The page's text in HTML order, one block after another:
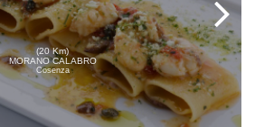
(20 Km)
MORANO CALABRO
Cosenza